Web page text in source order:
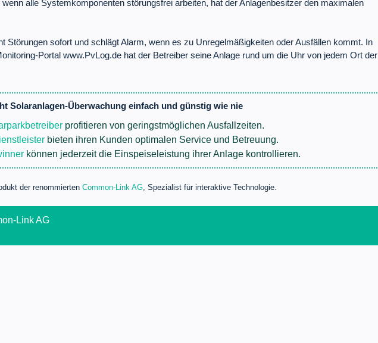
alle Systemkomponenten störungsfrei arbeiten, hat der Anlagenbesitzer den maximalen
Störungen sofort und schlägt Alarm, wenn es zu Unregelmäßigkeiten oder Ausfällen kommt. In
Portal www.PvLog.de hat der Betreiber seine Anlage rund um die Uhr von jedem Ort der
Solaranlagen-Überwachung einfach und günstig wie nie
profitieren von geringstmöglichen Ausfallzeiten.
bieten ihren Kunden optimalen Service und Betreuung.
können jederzeit die Einspeiseleistung ihrer Anlage kontrollieren.
der renommierten Common-Link AG, Spezialist für interaktive Technologie.
Link AG